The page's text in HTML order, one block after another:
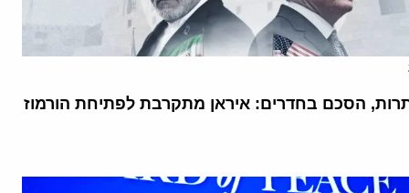
הסכם בחדרים: איראן מתקרבת לפתיחת הורמוז